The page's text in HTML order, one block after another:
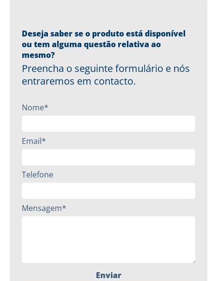
Deseja saber se o produto está disponível
ou tem alguma questão relativa ao
mesmo?
Preencha o seguinte formulário e nós
entraremos em contacto.
Nome*
Email*
Telefone
Mensagem*
Enviar